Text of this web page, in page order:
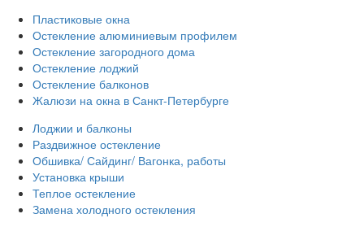
Пластиковые окна
Остекление алюминиевым профилем
Остекление загородного дома
Остекление лоджий
Остекление балконов
Жалюзи на окна в Санкт-Петербурге
Лоджии и балконы
Раздвижное остекление
Обшивка/ Сайдинг/ Вагонка, работы
Установка крыши
Теплое остекление
Замена холодного остекления